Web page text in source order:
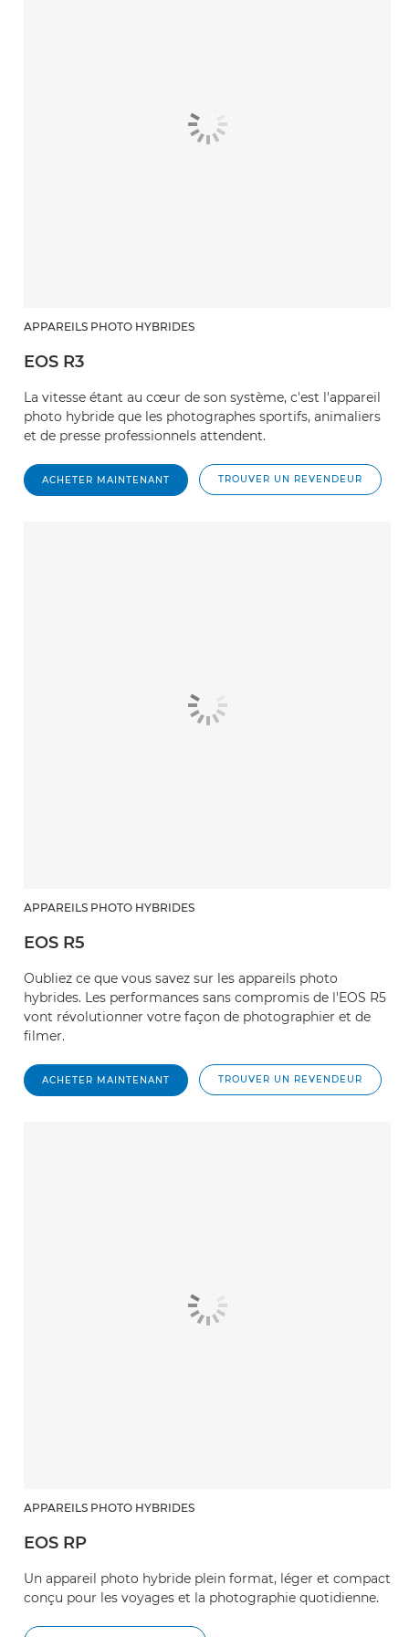
APPAREILS PHOTO HYBRIDES
EOS R3
La vitesse étant au cœur de son système, c'est l'appareil
photo hybride que les photographes sportifs, animaliers
et de presse professionnels attendent.
ACHETER MAINTENANT TROUVER UN REVENDEUR
APPAREILS PHOTO HYBRIDES
EOS R5
Oubliez ce que vous savez sur les appareils photo
hybrides. Les performances sans compromis de l'EOS R5
vont révolutionner votre façon de photographier et de
filmer.
ACHETER MAINTENANT TROUVER UN REVENDEUR
APPAREILS PHOTO HYBRIDES
EOS RP
Un appareil photo hybride plein format, léger et compact
conçu pour les voyages et la photographie quotidienne.